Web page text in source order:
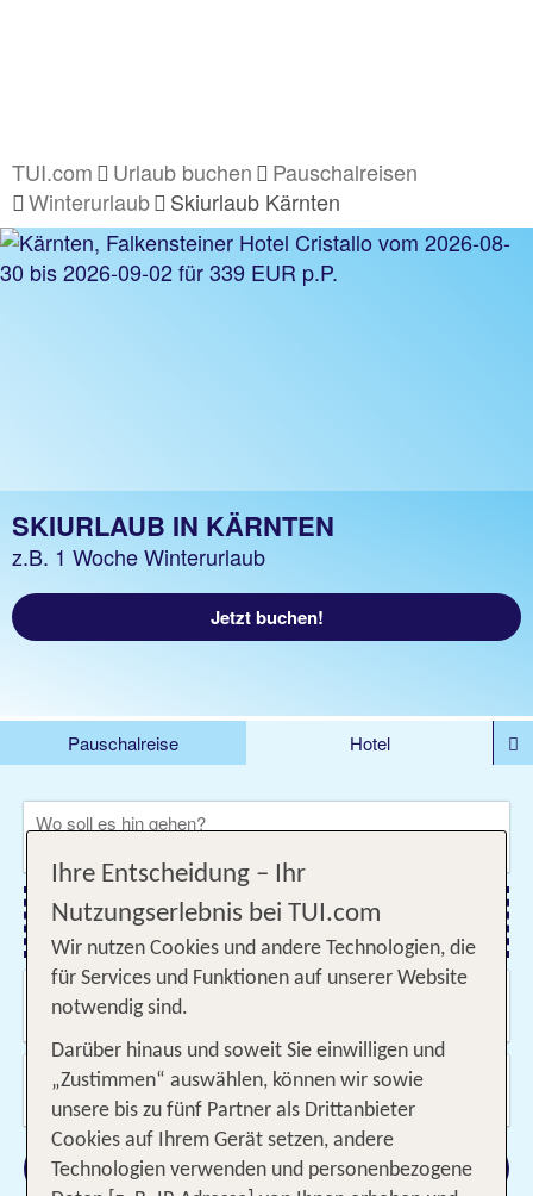
TUI.com Urlaub buchen
Pauschalreisen
Winterurlaub
Skiurlaub Kärnten
SKIURLAUB IN KÄRNTEN
z.B. 1 Woche Winterurlaub
Jetzt buchen!
Pauschalreise
Hotel
Kreuzfahrten
Rundreisen Ausflüge
Camper
Privattransfer
Zusatzleistungen
Wo soll es hin gehen?
Flug hinzufügen
Wann & wie lange?
20.09.2026 - 19.12.2026, Beliebig
Wer reist mit?
2 Erwachsene
Suchen
Ihre Entscheidung – Ihr
Nutzungserlebnis bei TUI.com
Wir nutzen Cookies und andere Technologien, die
für Services und Funktionen auf unserer Website
notwendig sind.
Darüber hinaus und soweit Sie einwilligen und
„Zustimmen“ auswählen, können wir sowie
unsere bis zu fünf Partner als Drittanbieter
Cookies auf Ihrem Gerät setzen, andere
Technologien verwenden und personenbezogene